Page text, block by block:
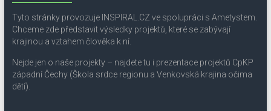
Tyto stránky provozuje INSPIRAL.CZ ve spolupráci s Ametystem.
Chceme zde představit výsledky projektů, které se zabývají
krajinou a vztahem člověka k ní.
Nejde jen o naše projekty – najdete tu i prezentace projektů CpKP
západní Čechy (Škola srdce regionu a Venkovská krajina očima
dětí).